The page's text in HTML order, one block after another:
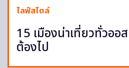
ไลฟ์สไตล์
15 เมืองน่าเที่ยวทั่วออ
ต้องไป